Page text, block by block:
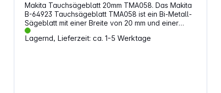
Makita Tauchsägeblatt 20mm TMA058. Das Makita
B-64923 Tauchsägeblatt TMA058 ist ein Bi-Metall-
Sägeblatt mit einer Breite von 20 mm und einer
Arbeitslänge von 30 mm. Es eignet sich
hervorragend für präzise Tauchschnitte in
Lagernd, Lieferzeit: ca. 1-5 Werktage